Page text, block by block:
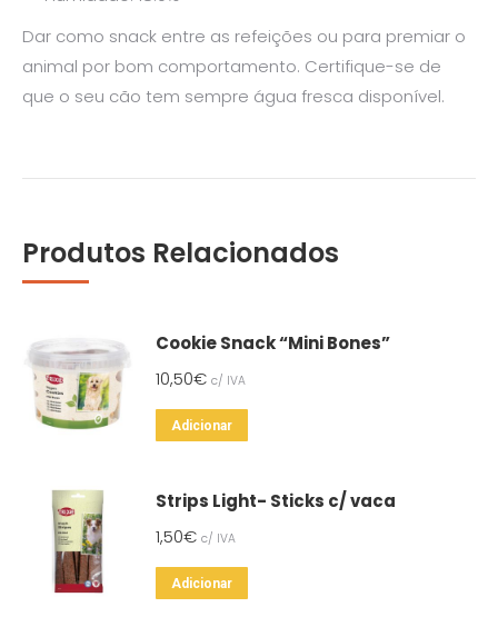
Dar como snack entre as refeições ou para premiar o
animal por bom comportamento. Certifique-se de
que o seu cão tem sempre água fresca disponível.
Produtos Relacionados
Cookie Snack “Mini Bones”
10,50€ c/ IVA
Adicionar
Strips Light- Sticks c/ vaca
1,50€ c/ IVA
Adicionar